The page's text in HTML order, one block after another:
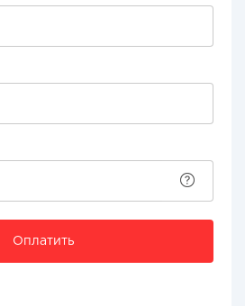
Оплатить